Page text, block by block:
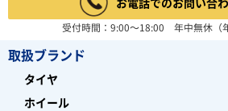
受付時間：9:00～18:00 年中無休（
取扱ブランド
タイヤ
ホイール